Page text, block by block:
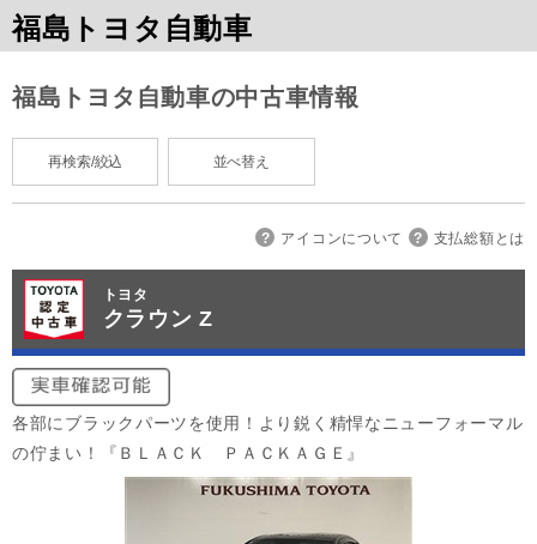
福島トヨタ自動車
福島トヨタ自動車の中古車情報
再検索/絞込 並べ替え
アイコンについて 支払総額とは
トヨタ
クラウン Z
各部にブラックパーツを使用！より鋭く精悍なニューフォーマル
の佇まい！『ＢＬＡＣＫ ＰＡＣＫＡＧＥ』